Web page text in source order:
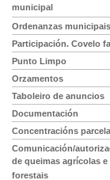
municipal
Ordenanzas municipais
Participación. Covelo
Punto Limpo
Orzamentos
Taboleiro de anuncios
Documentación
Concentracións
Comunicación/
de queimas agrícolas e
forestais